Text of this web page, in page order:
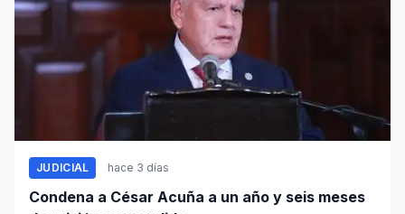
JUDICIAL hace 3 días
Condena a César Acuña a un año y seis meses